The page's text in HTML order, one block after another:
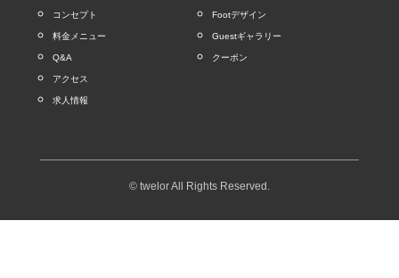
コンセプト
料金メニュー
Q&A
アクセス
求人情報
Footデザイン
Guestギャラリー
クーポン
© twelor All Rights Reserved.